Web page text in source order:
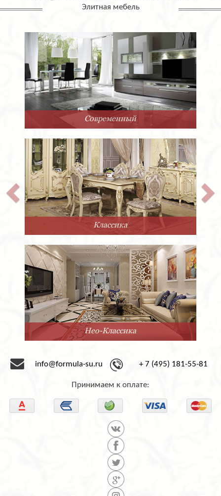
Элитная мебель
Современный
Нео-Классика
info@formula-su.ru + 7 (495) 181-55-81
Принимаем к оплате: